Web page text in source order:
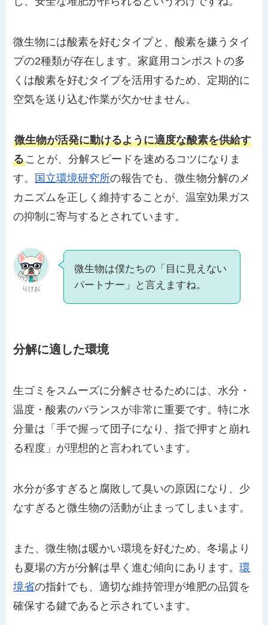
微生物には酸素を好むタイプと、酸素を嫌うタイ
プの2種類が存在します。家庭用コンポストの多
くは酸素を好むタイプを活用するため、定期的に
空気を送り込む作業が欠かせません。
微生物が活発に動けるように適度な酸素を供給す
ることが、分解スピードを速めるコツになりま
す。
国立環境研究所の報告でも、微生物分解のメ
カニズムを正しく維持することが、温室効果ガス
の抑制に寄与するとされています。
りけお
微生物は僕たちの「目に見えない
パートナー」と言えますね。
分解に適した環境
生ゴミをスムーズに分解させるためには、水分・
温度・酸素のバランスが非常に重要です。特に水
分量は「手で握って団子になり、指で押すと崩れ
る程度」が理想的と言われています。
水分が多すぎると腐敗して臭いの原因になり、少
なすぎると微生物の活動が止まってしまいます。
また、微生物は暖かい環境を好むため、冬場より
も夏場の方が分解は早く進む傾向にあります。環
境省の指針でも、適切な維持管理が堆肥の品質を
確保する鍵であると示されています。